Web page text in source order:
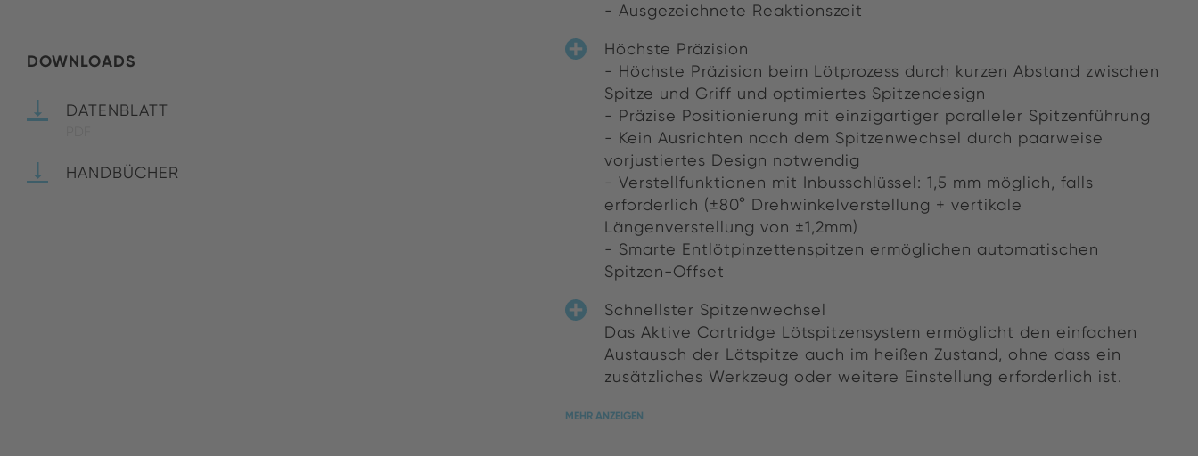
DOWNLOADS
DATENBLATT
HANDBÜCHER
- Ausgezeichnete Reaktionszeit
Höchste Präzision
- Höchste Präzision beim Lötprozess durch kurzen Abstand zwischen
Spitze und Griff und optimiertes Spitzendesign
- Präzise Positionierung mit einzigartiger paralleler Spitzenführung
- Kein Ausrichten nach dem Spitzenwechsel durch paarweise
vorjustiertes Design notwendig
- Verstellfunktionen mit Inbusschlüssel: 1,5 mm möglich, falls
erforderlich (±80° Drehwinkelverstellung + vertikale
Längenverstellung von ±1,2mm)
- Smarte Entlötpinzettenspitzen ermöglichen automatischen
Spitzen-Offset
Schnellster Spitzenwechsel
Das Aktive Cartridge Lötspitzensystem ermöglicht den einfachen
Austausch der Lötspitze auch im heißen Zustand, ohne dass ein
zusätzliches Werkzeug oder weitere Einstellung erforderlich ist.
MEHR ANZEIGEN